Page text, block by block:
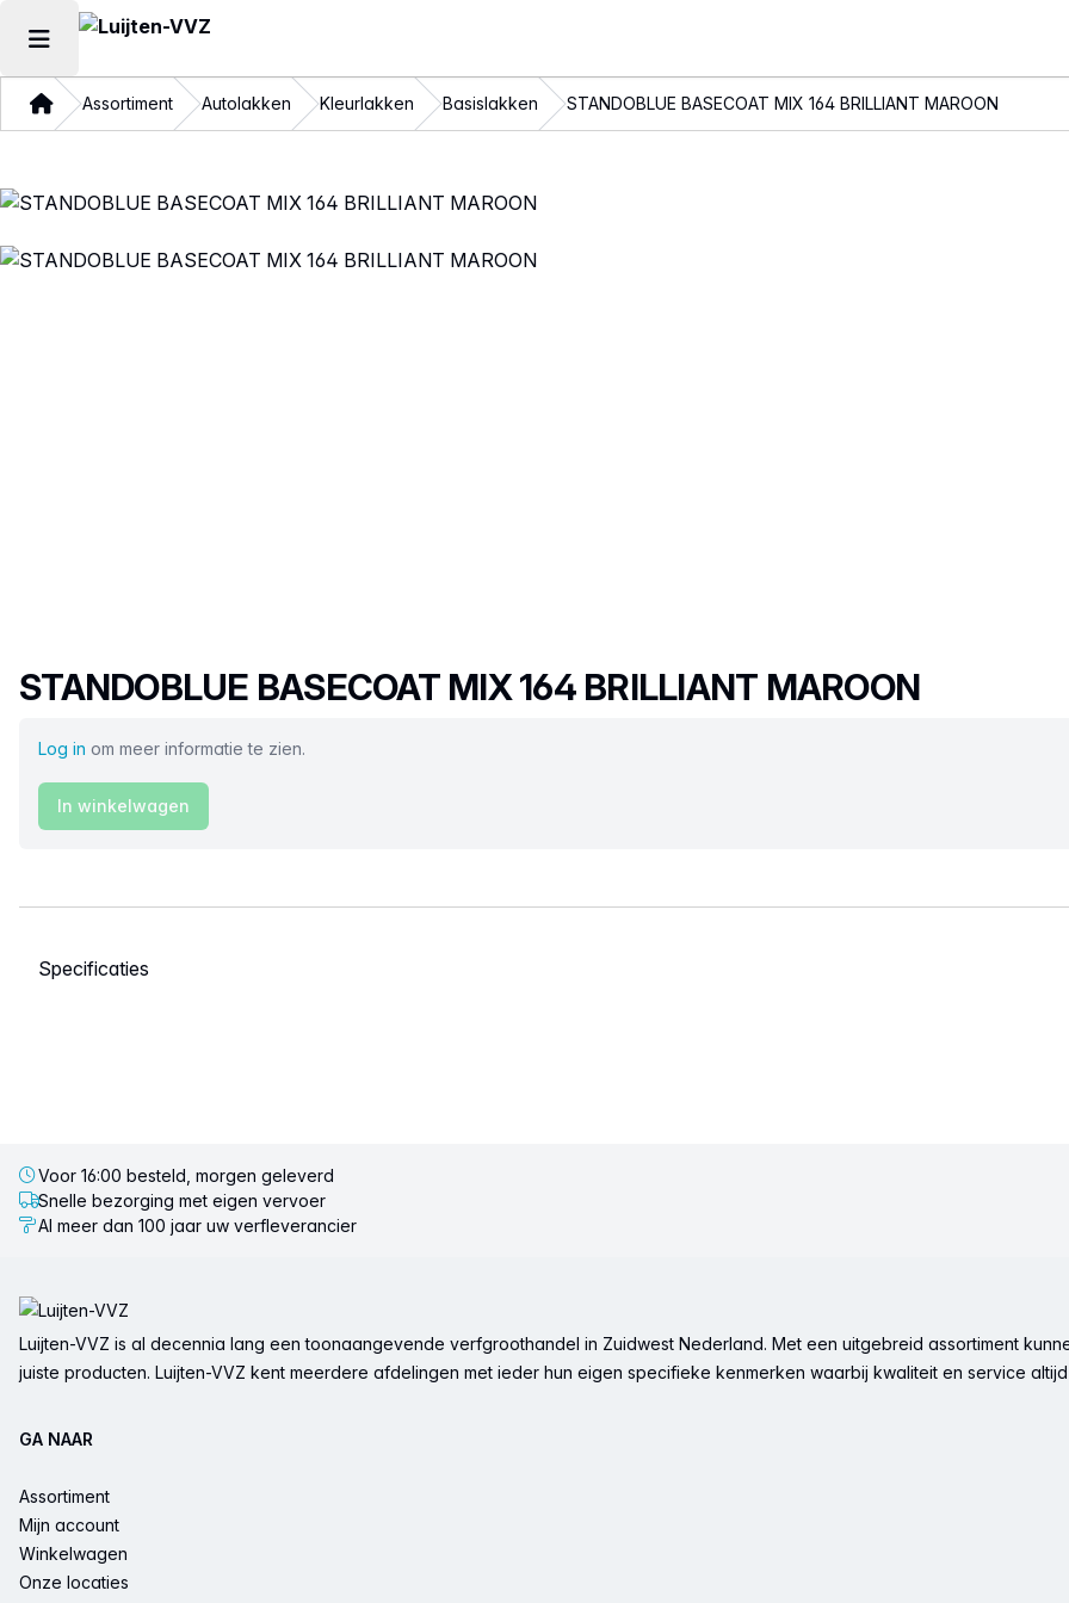
Hoofdmenu openen
ThuisAssortiment Autolakken Kleurlakken Basislakken STANDOBLUE BASECOAT MIX 164 BRILLIANT MAROON
Productnaam
STANDOBLUE BASECOAT MIX 164 BRILLIANT MAROON
Log in om meer informatie te zien.
In winkelwagen
Selecteer een tabblad
Voor 16:00 besteld, morgen geleverd
Snelle bezorging met eigen vervoer
Al meer dan 100 jaar uw verfleverancier
Luijten-VVZ is al decennia lang een toonaangevende verfgroothandel in Zuidwest Nederland. Met een uitgebreid assortiment
juiste producten. Luijten-VVZ kent meerdere afdelingen met ieder hun eigen specifieke kenmerken waarbij kwaliteit en service
GA NAAR
Assortiment
Mijn account
Winkelwagen
Onze locaties